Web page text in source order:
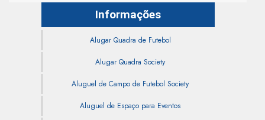
Informações
Alugar Quadra de Futebol
Alugar Quadra Society
Aluguel de Campo de Futebol Society
Aluguel de Espaço para Eventos